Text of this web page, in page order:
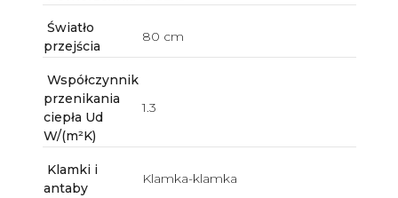
Światło
przejścia
80 cm
Współczynnik
przenikania
ciepła Ud
W/(m²K)
1.3
Klamki i
antaby
Klamka-klamka